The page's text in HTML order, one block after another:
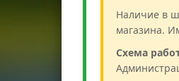
Наличие в
магазина.
Схема